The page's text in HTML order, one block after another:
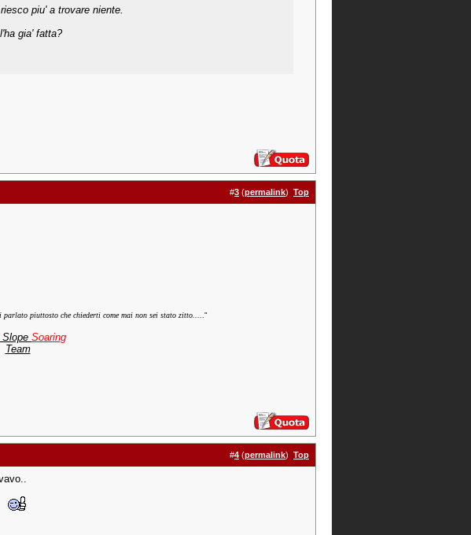
piu' a trovare niente.
gia' fatta?
#3 (permalink) Top
piuttosto che chiederti come mai non sei stato zitto.... "
Slope Soaring
Team
#4 (permalink) Top